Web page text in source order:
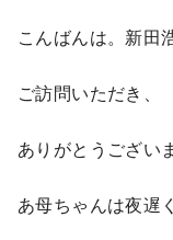
こんばんは。新田
ご訪問いただき、
ありがとうござい
あ母ちゃんは夜遅